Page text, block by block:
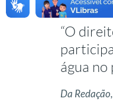
“O
água no
Da